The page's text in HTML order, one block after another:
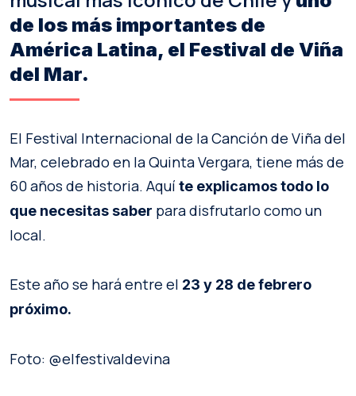
de los más importantes de
América Latina, el Festival de Viña
del Mar.
El Festival Internacional de la Canción de Viña del
Mar, celebrado en la Quinta Vergara, tiene más de
60 años de historia. Aquí te explicamos todo lo
que necesitas saber para disfrutarlo como un
local.
Este año se hará entre el 23 y 28 de febrero
próximo.
Foto: @elfestivaldevina